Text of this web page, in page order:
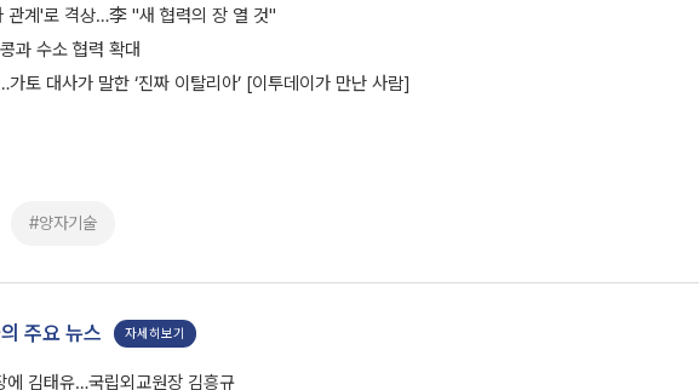
관계'로 격상…李 "새 협력의 장 열 것"
과 수소 협력 확대
토 대사가 말한 ‘진짜 이탈리아’ [이투데이가 만난 사람]
#양자기술
주요 뉴스 자세히보기
에 김태유…국립외교원장 김흥규